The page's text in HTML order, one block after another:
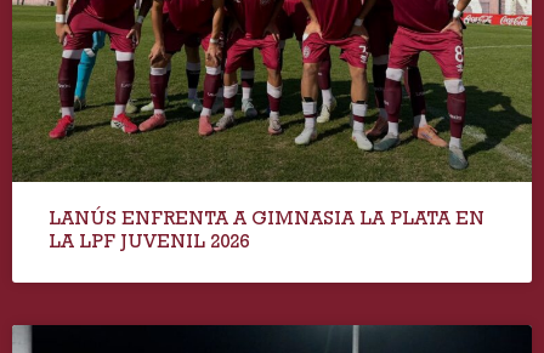
LANÚS ENFRENTA A GIMNASIA LA PLATA EN
LA LPF JUVENIL 2026